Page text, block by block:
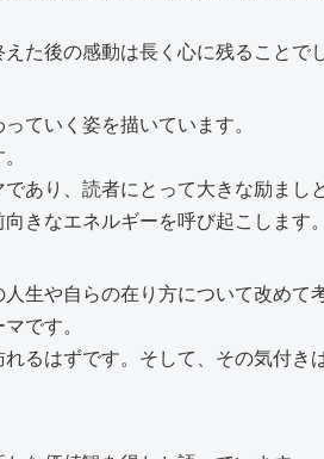
た後の感動は長く心に残ることでし
ていく姿を描いています。
あり、読者にとって大きな励まし
きなエネルギーを呼び起こします。
生や自らの在り方について改めて
です。
るはずです。そして、その気付き